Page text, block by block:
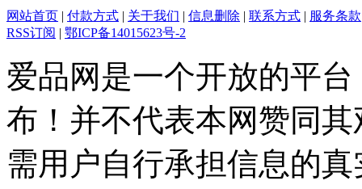
网站首页 | 付款方式 | 关于我们 | 信息删除 | 联系方式 | 服务条款
RSS订阅 | 鄂ICP备14015623号-2
爱品网是一个开放的平
布！并不代表本网赞同
需用户自行承担信息的